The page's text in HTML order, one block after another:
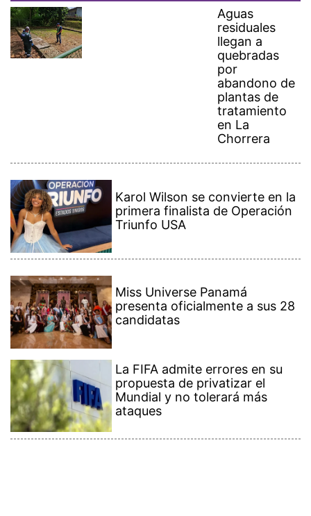
Aguas
residuales
llegan a
quebradas
por
abandono de
plantas de
tratamiento
en La
Chorrera
Karol Wilson se convierte en la
primera finalista de Operación
Triunfo USA
Miss Universe Panamá
presenta oficialmente a sus 28
candidatas
La FIFA admite errores en su
propuesta de privatizar el
Mundial y no tolerará más
ataques